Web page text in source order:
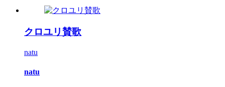
クロユリ賛歌
natu
natu